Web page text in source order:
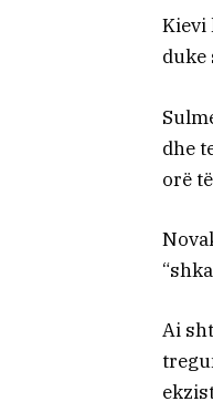
Kievi
duke
dhe
orë
Ai